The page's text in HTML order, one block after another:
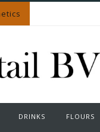
DRINKS FLOURS